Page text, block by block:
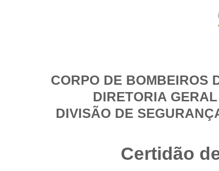
CORPO DE BOMBEIROS
DIRETORIA
DIVISÃO DE
Certidão